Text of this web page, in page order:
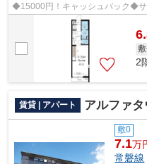
◆15000円！キャッシュバック◆サ
2
賃貸 | アパート アルファ
敷0
7.1万
常磐線